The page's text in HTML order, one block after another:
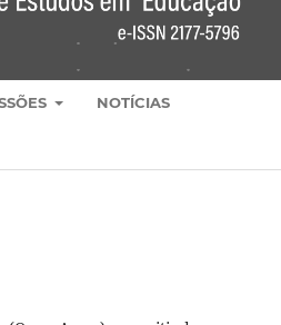
NOTÍCIAS